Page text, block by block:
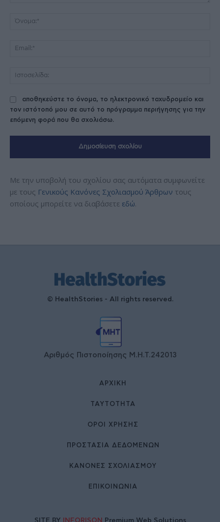
αποθηκεύστε το όνομα, το ηλεκτρονικό ταχυδρομείο και
τον ιστότοπό μου σε αυτό το πρόγραμμα περιήγησης για την
επόμενη φορά που θα σχολιάσω.
Με την υποβολή του σχολίου σας αυτόματα συμφωνείτε
με τους Γενικούς Κανόνες Σχολιασμού Άρθρων τους
οποίους μπορείτε να διαβάσετε εδώ.
© HealthStories - All rights reserved.
Αριθμός Πιστοποίησης Μ.Η.Τ.242013
ΑΡΧΙΚΉ
ΤΑΥΤΌΤΗΤΑ
ΌΡΟΙ ΧΡΉΣΗΣ
ΠΡΟΣΤΑΣΙΑ ΔΕΔΟΜΕΝΩΝ
ΚΑΝΟΝΕΣ ΣΧΟΛΙΑΣΜΟΥ
ΕΠΙΚΟΙΝΩΝΊΑ
SITE BY INFORISON Premium Web Solutions